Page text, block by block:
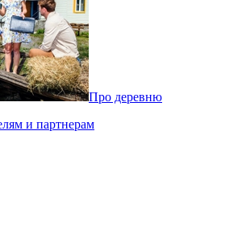
Про деревню
и партнерам